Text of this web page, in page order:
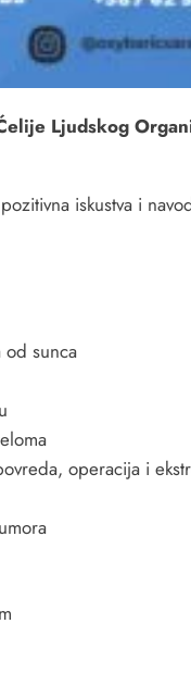
Ljudskog
iskustva i
od sunca
operacija i